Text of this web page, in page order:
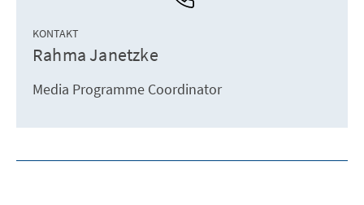
KONTAKT
Rahma Janetzke
Media Programme Coordinator